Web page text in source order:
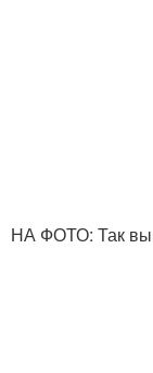
НА ФОТО: Так